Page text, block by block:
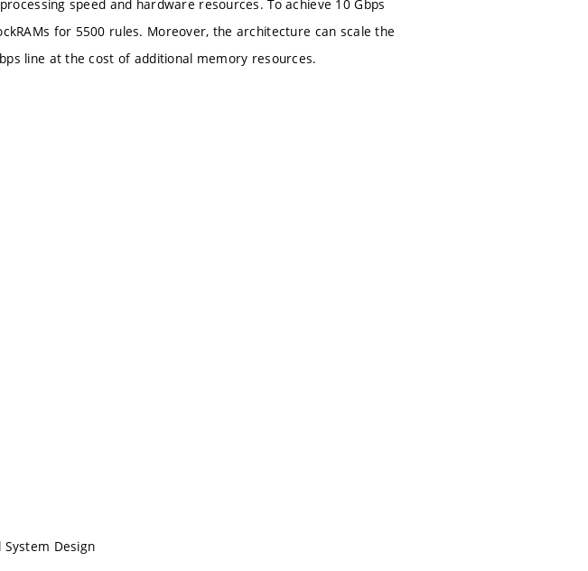
speed and hardware resources. To achieve 10 Gbps
for 5500 rules. Moreover, the architecture can scale the
line at the cost of additional memory resources.
Design